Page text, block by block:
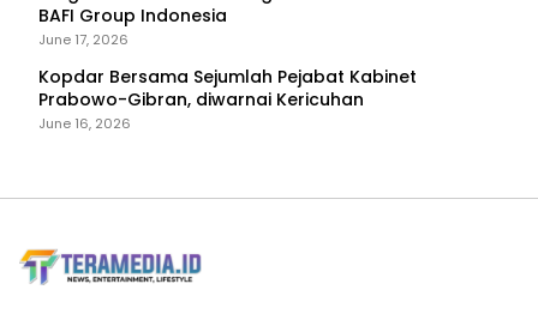
BAFI Group Indonesia
June 17, 2026
Kopdar Bersama Sejumlah Pejabat Kabinet
Prabowo-Gibran, diwarnai Kericuhan
June 16, 2026